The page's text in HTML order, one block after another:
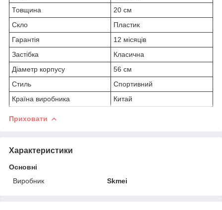
Товщина
20 см
Скло
Пластик
Гарантія
12 місяців
Застібка
Класична
Діаметр корпусу
56 см
Стиль
Спортивний
Країна виробника
Китай
Приховати
Характеристики
Основні
Виробник
Skmei